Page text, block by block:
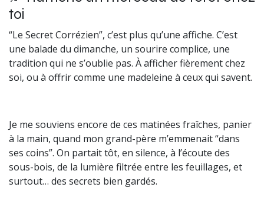
toi
“Le Secret Corrézien”, c’est plus qu’une affiche. C’est
une balade du dimanche, un sourire complice, une
tradition qui ne s’oublie pas. À afficher fièrement chez
soi, ou à offrir comme une madeleine à ceux qui savent.
Je me souviens encore de ces matinées fraîches, panier
à la main, quand mon grand-père m’emmenait “dans
ses coins”. On partait tôt, en silence, à l’écoute des
sous-bois, de la lumière filtrée entre les feuillages, et
surtout… des secrets bien gardés.